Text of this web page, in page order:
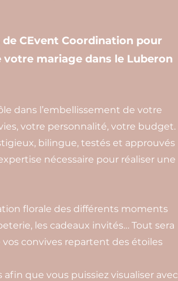
CEvent Coordination pour
mariage dans le Luberon
dans l’embellissement de votre
votre personnalité, votre budget.
bilingue, testés et approuvés
nécessaire pour réaliser une
florale des différents moments
les cadeaux invités… Tout sera
convives repartent des étoiles
que vous puissiez visualiser avec